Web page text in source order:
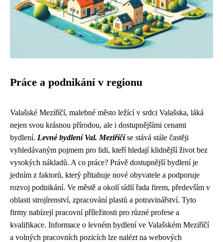
Práce a podnikání v regionu
Valašské Meziříčí, malebné město ležící v srdci Valašska, láká
nejen svou krásnou přírodou, ale i dostupnějšími cenami
bydlení. Levné bydlení Val. Meziříčíse stává stále častěji
vyhledávaným pojmem pro lidi, kteří hledají klidnější život bez
vysokých nákladů. A co práce? Právě dostupnější bydlení je
jedním z faktorů, který přitahuje nové obyvatele a podporuje
rozvoj podnikání. Ve městě a okolí sídlí řada firem, především v
oblasti strojírenství, zpracování plastů a potravinářství. Tyto
firmy nabízejí pracovní příležitosti pro různé profese a
kvalifikace. Informace o levném bydlení ve Valašském Meziříčí
a volných pracovních pozicích lze nalézt na webových